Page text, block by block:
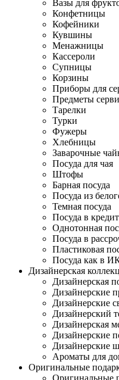
Вазы для
Конфетницы
Кофейники
Кувшины
Менажницы
Кассероли
Супницы
Корзины
Приборы для
Предметы
Тарелки
Турки
Фужеры
Хлебницы
Заварочные
Посуда для чая
Штофы
Барная посуда
Посуда из
Темная посуда
Посуда в кредит
Однотонная
Посуда в
Пластиковая
Посуда как в
Дизайнерская
Дизайнерская
Дизайнерские
Дизайнерские
Дизайнерский
Дизайнерская
Дизайнерские
Дизайнерские
Ароматы для
Оригинальные
Оригинальные